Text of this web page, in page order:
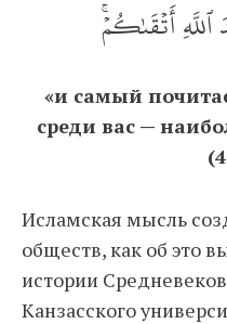
أَتۡقَىٰكُمۡۚ
«и самый
среди вас —
Исламская мысль
обществ, как об это
истории
Канзасского